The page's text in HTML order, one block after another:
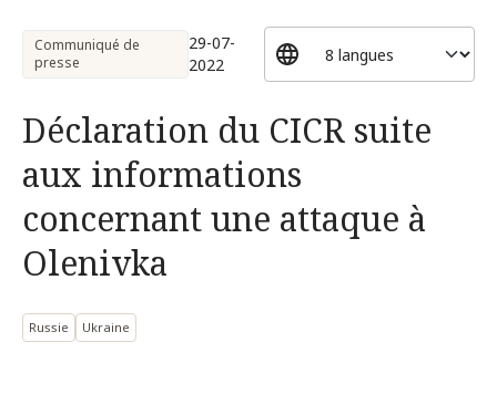
Communiqué de
presse
29-07-
2022
Déclaration du CICR suite
aux informations
concernant une attaque à
Olenivka
Russie Ukraine